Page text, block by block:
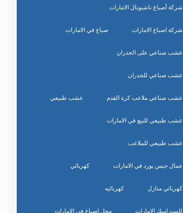
شركة أصباغ ناشيونال الامارات
شركة اصباغ الامارات صباغ في الامارات
عشب صناعي على الجدران
عشب صناعي للجدران
عشب صناعي ملاعب كرة القدم عشب طبيعي
عشب طبيعي للبيع في الامارات
عشب طبيعي للملاعب
عمال جبس بورد في الامارات كهربائي
كهربائي منازل كهربائيه
للسيراميك الامارات محل اصباغ في الامارات